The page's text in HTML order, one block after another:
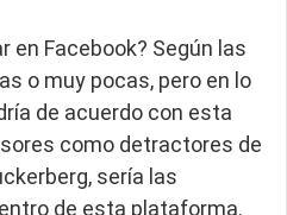
en Facebook? Según las
o muy pocas, pero en lo
de acuerdo con esta
como detractores de
sería las
de esta plataforma.